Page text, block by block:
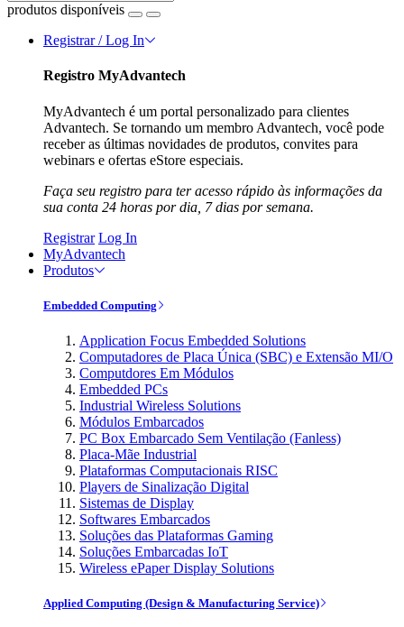
produtos disponíveis
Registrar / Log In
Registro MyAdvantech
MyAdvantech é um portal personalizado para clientes
Advantech. Se tornando um membro Advantech, você pode
receber as últimas novidades de produtos, convites para
webinars e ofertas eStore especiais.
Faça seu registro para ter acesso rápido às informações da
sua conta 24 horas por dia, 7 dias por semana.
Registrar Log In
MyAdvantech
Produtos
Embedded Computing
Application Focus Embedded Solutions
Computadores de Placa Única (SBC) e Extensão MI/O
Computdores Em Módulos
Embedded PCs
Industrial Wireless Solutions
Módulos Embarcados
PC Box Embarcado Sem Ventilação (Fanless)
Placa-Mãe Industrial
Plataformas Computacionais RISC
Players de Sinalização Digital
Sistemas de Display
Softwares Embarcados
Soluções das Plataformas Gaming
Soluções Embarcadas IoT
Wireless ePaper Display Solutions
Applied Computing (Design & Manufacturing Service)